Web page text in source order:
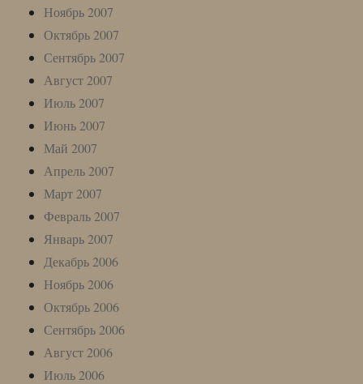
Ноябрь 2007
Октябрь 2007
Сентябрь 2007
Август 2007
Июль 2007
Июнь 2007
Май 2007
Апрель 2007
Март 2007
Февраль 2007
Январь 2007
Декабрь 2006
Ноябрь 2006
Октябрь 2006
Сентябрь 2006
Август 2006
Июль 2006